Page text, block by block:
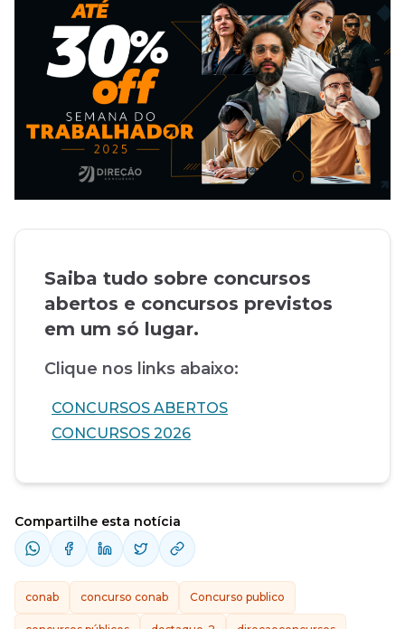
Saiba tudo sobre concursos
abertos e concursos previstos
em um só lugar.
Clique nos links abaixo:
CONCURSOS ABERTOS
CONCURSOS 2026
Compartilhe esta notícia
conab concurso conab Concurso publico